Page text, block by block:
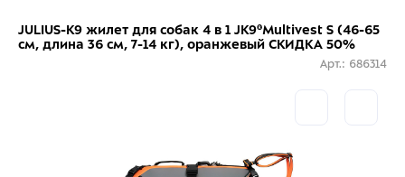
JULIUS-K9 жилет для собак 4 в 1 JK9®Multivest S (46-65
см, длина 36 см, 7-14 кг), оранжевый СКИДКА 50%
Арт.: 686314